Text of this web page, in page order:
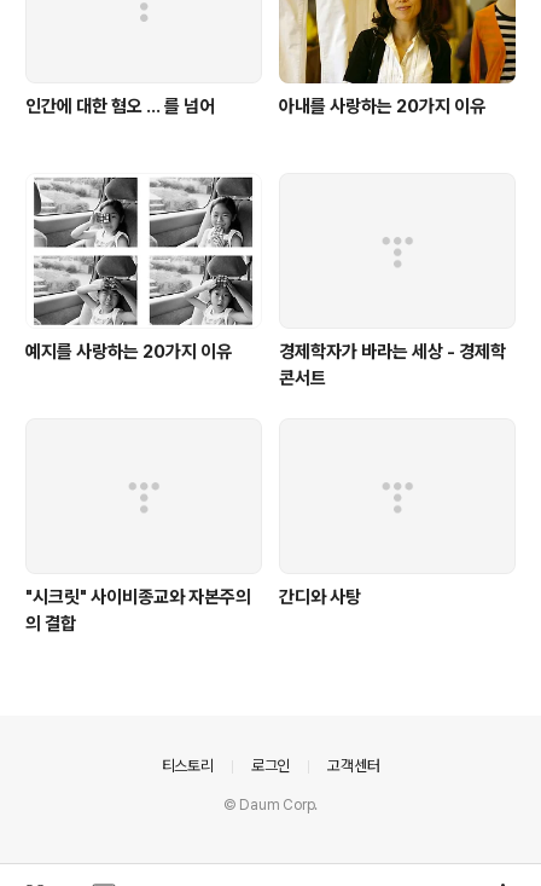
인간에 대한 혐오 ... 를 넘어 아내를 사랑하는 20가지 이유
예지를 사랑하는 20가지 이유
경제학자가 바라는 세상 - 경제학
콘서트
"시크릿" 사이비종교와 자본주의
의 결합
간디와 사탕
티스토리 로그인 고객센터
© Daum Corp.